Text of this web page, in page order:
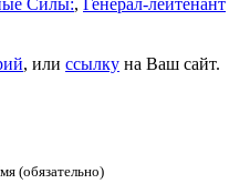
, или ссылку на Ваш сайт.
(обязательно)